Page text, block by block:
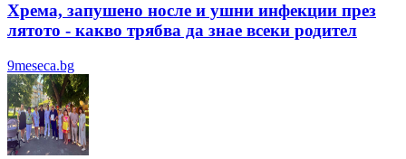
Хрема, запушено носле и ушни инфекции през
лятотo - какво трябва да знае всеки родител
9meseca.bg